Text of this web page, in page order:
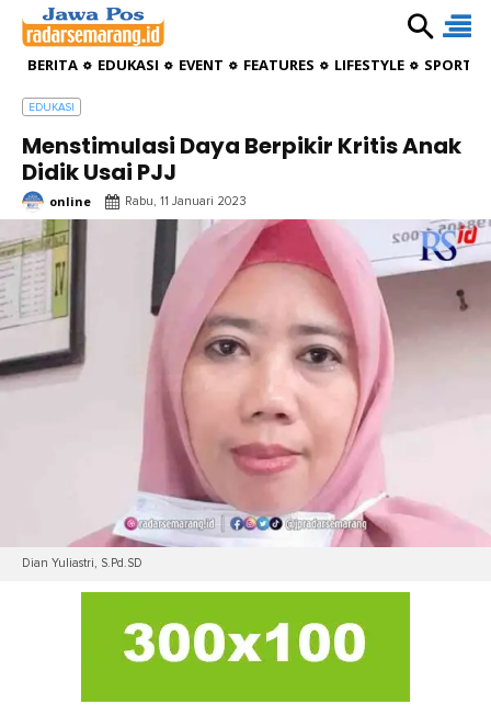
BERITA EDUKASI EVENT FEATURES LIFESTYLE
EDUKASI
Menstimulasi Daya Berpikir Kritis Anak
Didik Usai PJJ
online Rabu, 11 Januari 2023
Dian Yuliastri, S.Pd.SD